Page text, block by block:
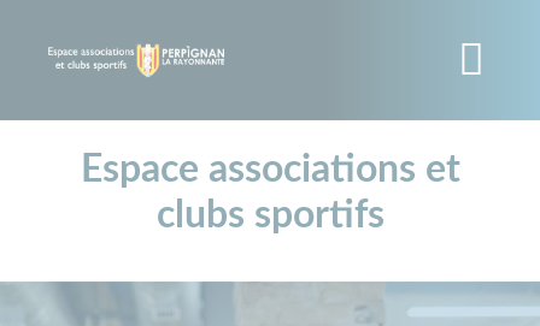
Espace associations et
clubs sportifs